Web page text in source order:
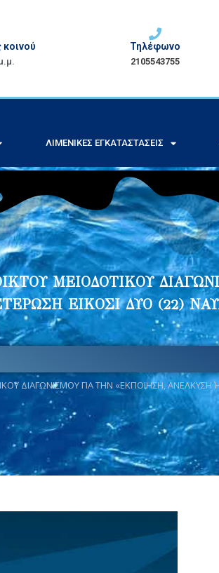
Τηλέφωνο
2105543755
ΛΙΜΕΝΙΚΈΣ ΕΓΚΑΤΑΣΤΆΣΕΙΣ
ΜΕΙΟΔΟΤΙΚΟΥ
ΕΙΚΟΣΙ ΔΥΟ (22)
ΔΙΑΓΩΝΙΣΜΟΥ ΓΙΑ ΤΗΝ «ΕΚΠΟΙΗΣΗ,